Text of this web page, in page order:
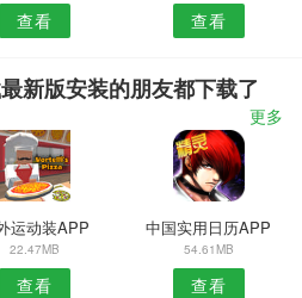
查看 查看
新版安装的朋友都下载了
更多
运动装APP
22.47MB
查看
中国实用日历APP
54.61MB
查看